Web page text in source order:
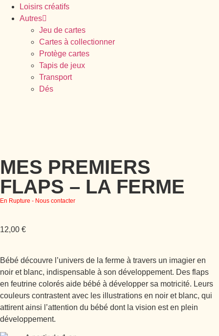
Loisirs créatifs
Autres
Jeu de cartes
Cartes à collectionner
Protège cartes
Tapis de jeux
Transport
Dés
MES PREMIERS
FLAPS – LA FERME
En Rupture - Nous contacter
12,00 €
Bébé découvre l’univers de la ferme à travers un imagier en
noir et blanc, indispensable à son développement. Des flaps
en feutrine colorés aide bébé à développer sa motricité. Leurs
couleurs contrastent avec les illustrations en noir et blanc, qui
attirent ainsi l’attention du bébé dont la vision est en plein
développement.